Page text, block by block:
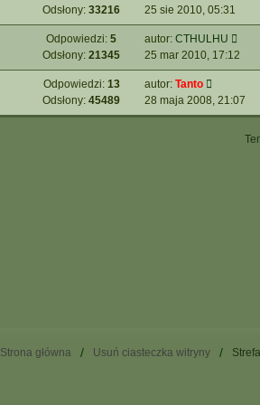
Odsłony: 33216 25 sie 2010, 05:31
Odpowiedzi: 5
Odsłony: 21345
autor: CTHULHU
25 mar 2010, 17:12
Odpowiedzi: 13
Odsłony: 45489
autor: Tanto
28 maja 2008, 21:07
Strona główna Usuń ciasteczka witryny